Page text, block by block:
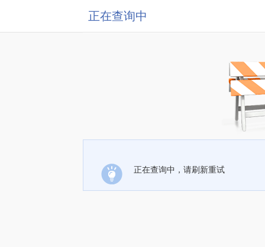
正在查询中
正在查询中，请刷新重试